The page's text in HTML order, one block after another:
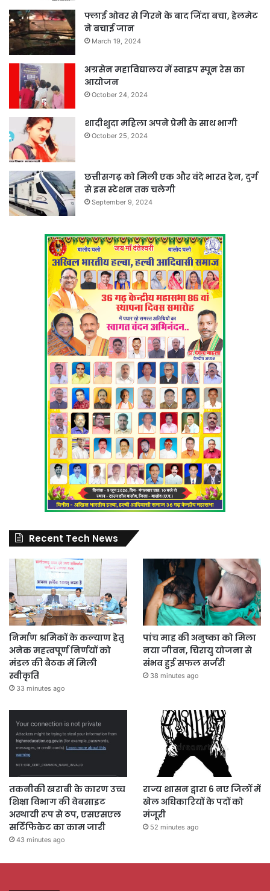
फ्लाई ओवर से गिरने के बाद जिंदा बचा, हेलमेट
ने बचाई जान
March 19, 2024
अग्रसेन महाविद्यालय में स्वाइप स्पून रेस का
आयोजन
October 24, 2024
शादीशुदा महिला अपने प्रेमी के साथ भागी
October 25, 2024
छत्तीसगढ़ को मिली एक और वंदे भारत ट्रेन, दुर्ग
से इस स्टेशन तक चलेगी
September 9, 2024
Recent Tech News
निर्माण श्रमिकों के कल्याण हेतु
अनेक महत्वपूर्ण निर्णयों को
मंडल की बैठक में मिली
स्वीकृति
33 minutes ago
पांच माह की अनुष्का को मिला
नया जीवन, चिरायु योजना से
संभव हुई सफल सर्जरी
38 minutes ago
तकनीकी खराबी के कारण उच्च
शिक्षा विभाग की वेबसाइट
अस्थायी रूप से ठप, एसएसएल
सर्टिफिकेट का काम जारी
43 minutes ago
राज्य शासन द्वारा 6 नए जिलों में
खेल अधिकारियों के पदों को
मंजूरी
52 minutes ago